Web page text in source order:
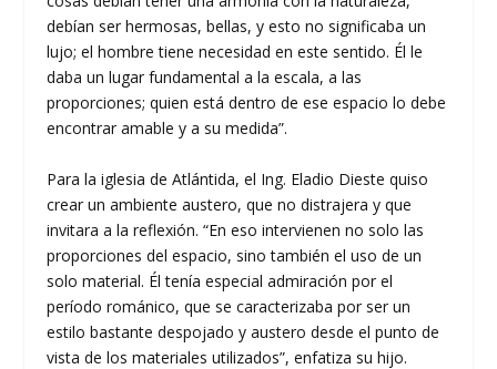
debían ser hermosas, bellas, y esto no significaba un
lujo; el hombre tiene necesidad en este sentido. Él le
daba un lugar fundamental a la escala, a las
proporciones; quien está dentro de ese espacio lo debe
encontrar amable y a su medida”.
Para la iglesia de Atlántida, el Ing. Eladio Dieste quiso
crear un ambiente austero, que no distrajera y que
invitara a la reflexión. “En eso intervienen no solo las
proporciones del espacio, sino también el uso de un
solo material. Él tenía especial admiración por el
período románico, que se caracterizaba por ser un
estilo bastante despojado y austero desde el punto de
vista de los materiales utilizados”, enfatiza su hijo.